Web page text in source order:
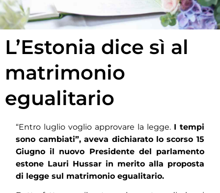
L’Estonia dice sì al
matrimonio
egualitario
“Entro luglio voglio approvare la legge. I tempi
sono cambiati”, aveva dichiarato lo scorso 15
Giugno il nuovo Presidente del parlamento
estone Lauri Hussar in merito alla proposta
di legge sul matrimonio egualitario.